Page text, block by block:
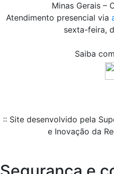
Minas Gerais –
Atendimento presencial via
sexta-feira,
Saiba
:: Site desenvolvido pela
e Inovação da